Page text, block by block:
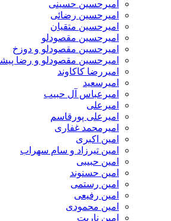
امیرحسین حسینی
امیرحسین رضائی
امیرحسین متقیان
امیرحسین مقصودلو
امیرحسین مقصودلو و دوزخ
امیرحسین مقصودلو و رضا
امیررضا کاکاوند
امیرسعید
امیرعباس آل حبیب
امیرعلی
امیرعلی پورقاسم
امیرمحمد غفاری
امین اکبری
امین تیرزاد و سام سهراب
امین حبیبی
امین حسنوند
امین رستمی
امین رفیعی
امین محمودی
امین ناریت